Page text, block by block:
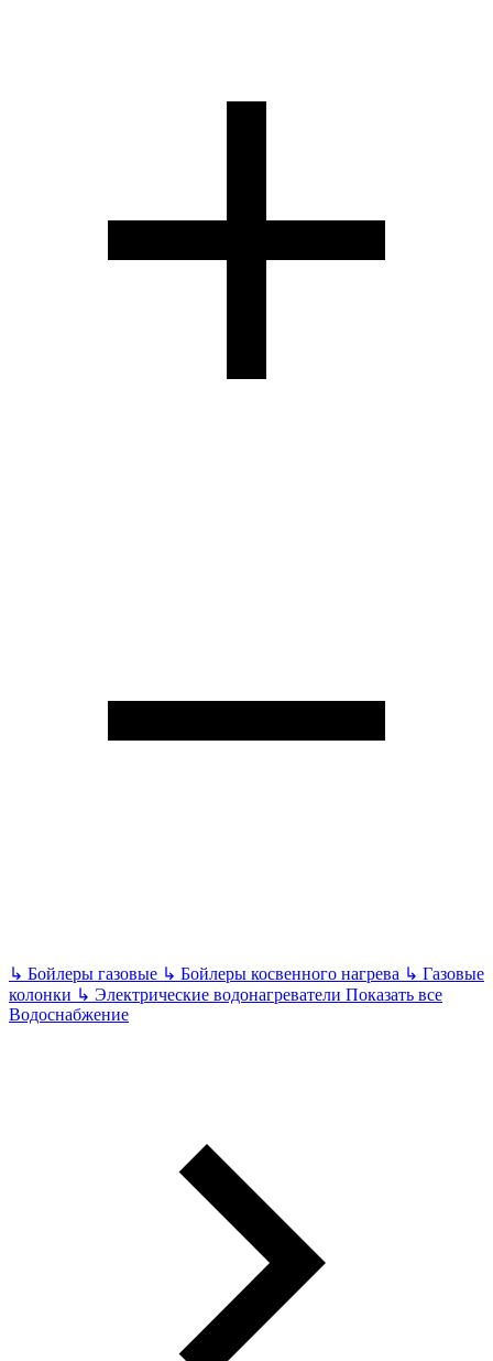
↳ Бойлеры газовые ↳ Бойлеры косвенного нагрева ↳ Газовые
колонки ↳ Электрические водонагреватели Показать все
Водоснабжение